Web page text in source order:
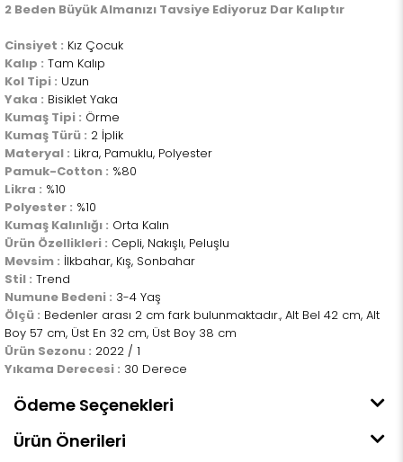
2 Beden Büyük Almanızı Tavsiye Ediyoruz Dar Kalıptır
Cinsiyet : Kız Çocuk
Kalıp : Tam Kalıp
Kol Tipi : Uzun
Yaka : Bisiklet Yaka
Kumaş Tipi : Örme
Kumaş Türü : 2 İplik
Materyal : Likra, Pamuklu, Polyester
Pamuk-Cotton : %80
Likra : %10
Polyester : %10
Kumaş Kalınlığı : Orta Kalın
Ürün Özellikleri : Cepli, Nakışlı, Peluşlu
Mevsim : İlkbahar, Kış, Sonbahar
Stil : Trend
Numune Bedeni : 3-4 Yaş
Ölçü : Bedenler arası 2 cm fark bulunmaktadır., Alt Bel 42 cm, Alt
Boy 57 cm, Üst En 32 cm, Üst Boy 38 cm
Ürün Sezonu : 2022 / 1
Yıkama Derecesi : 30 Derece
Ödeme Seçenekleri
Ürün Önerileri